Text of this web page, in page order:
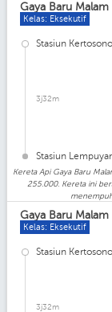
Gaya Baru Malam
Kelas: Eksekutif
Stasiun
3j32m
Stasiun
Kereta Api Gaya Baru
255.000. Kereta ini
Gaya Baru Malam
Kelas: Eksekutif
Stasiun
3j32m